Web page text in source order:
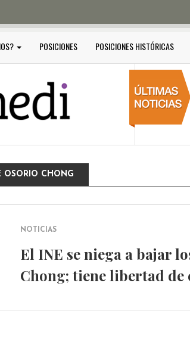
POSICIONES POSICIONES HISTÓRICAS
OSORIO CHONG
NOTICIAS
El INE se niega a bajar
Chong; tiene libertad